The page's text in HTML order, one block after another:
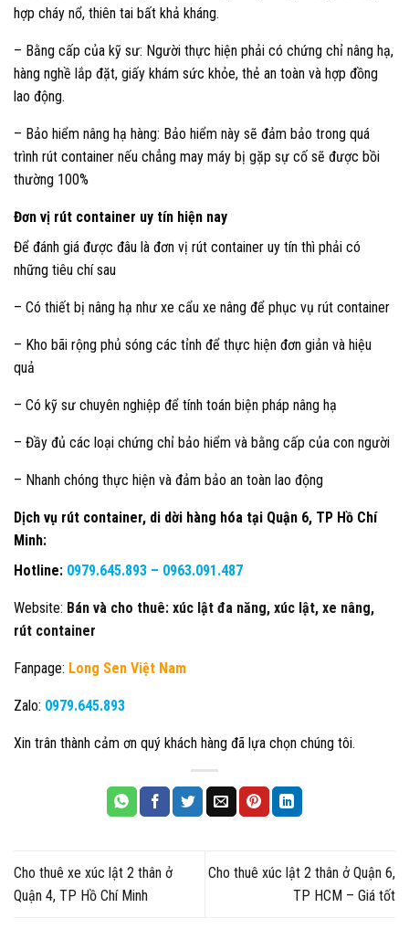
hợp cháy nổ, thiên tai bất khả kháng.
– Bằng cấp của kỹ sư: Người thực hiện phải có chứng chỉ nâng hạ,
hàng nghề lắp đặt, giấy khám sức khỏe, thẻ an toàn và hợp đồng
lao động.
– Bảo hiểm nâng hạ hàng: Bảo hiểm này sẽ đảm bảo trong quá
trình rút container nếu chẳng may máy bị gặp sự cố sẽ được bồi
thường 100%
Đơn vị rút container uy tín hiện nay
Để đánh giá được đâu là đơn vị rút container uy tín thì phải có
những tiêu chí sau
– Có thiết bị nâng hạ như xe cẩu xe nâng để phục vụ rút container
– Kho bãi rộng phủ sóng các tỉnh để thực hiện đơn giản và hiệu
quả
– Có kỹ sư chuyên nghiệp để tính toán biện pháp nâng hạ
– Đầy đủ các loại chứng chỉ bảo hiểm và bằng cấp của con người
– Nhanh chóng thực hiện và đảm bảo an toàn lao động
Dịch vụ rút container, di dời hàng hóa tại Quận 6, TP Hồ Chí
Minh:
Hotline: 0979.645.893 – 0963.091.487
Website: Bán và cho thuê: xúc lật đa năng, xúc lật, xe nâng,
rút container
Fanpage: Long Sen Việt Nam
Zalo: 0979.645.893
Xin trân thành cảm ơn quý khách hàng đã lựa chọn chúng tôi.
Cho thuê xe xúc lật 2 thân ở
Quận 4, TP Hồ Chí Minh
Cho thuê xúc lật 2 thân ở Quận 6,
TP HCM – Giá tốt